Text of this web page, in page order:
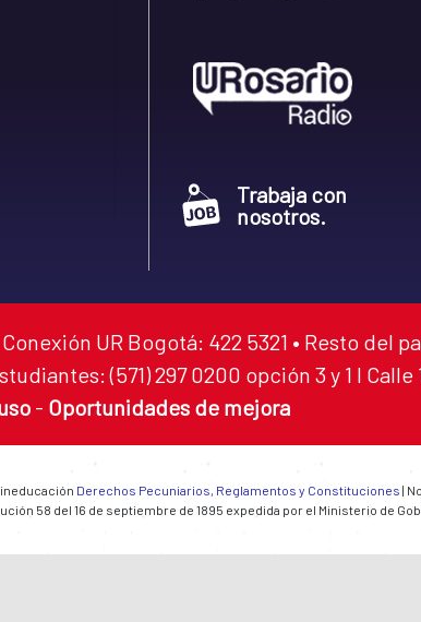
Trabaja con
nosotros.
UR Bogotá: 422 5321 • Resto del
(571) 297 0200 opción 3 y 1 I
- Oportunidades de mejora
Derechos Pecuniarios, Reglamentos y Constituciones |
58 del 16 de septiembre de 1895 expedida por el Ministerio de